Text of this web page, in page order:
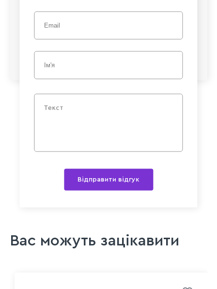
Відправити відгук
Вас можуть зацікавити